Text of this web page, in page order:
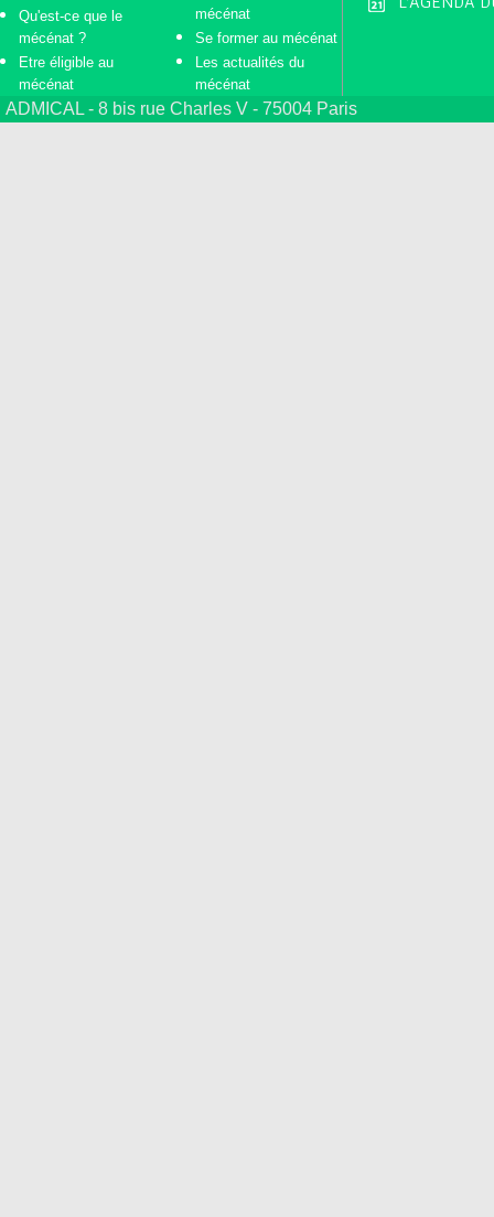
Qu'est-ce que le
mécénat ?
Etre éligible au
mécénat
mécénat
Se former au mécénat
Les actualités du
mécénat
ADMICAL - 8 bis rue Charles V - 75004 Paris